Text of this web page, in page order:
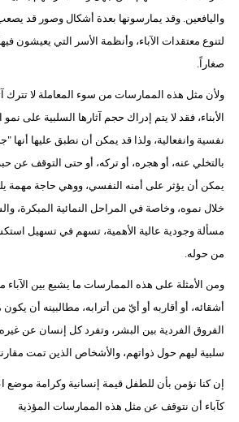
واليافعين. وقد يمارسونها بعدة أشكال وصور قد
لتنوع معتقدات الآباء، وأنظمة الأسر التي يعيشون
صغاراً.
ولأن مثل هذه الممارسات من سوء المعاملة لا تترك
الأبناء، فقد لا يتم إدراك حجم آثارها السلبية على
نفسية وانفعالية، ولذا قد يمكن أن نطبق عليها أنها
بالتخلي عنه، أو هجره، أو تركه، أو حتى التوقف عن
يمكن أن يؤثر على أمنه النفسي، ووهي حاجة مهمة
خلال نموه، وخاصة في المراحل النمائية المبكرة،
مسألة وجودية عالية الأهمية، تسهم في تسهيل
من حوله.
ومن الأمثلة على هذه الممارسات ما يشيع بين الآباء
أشقائه، أو أقاربه أو أيّ من أترابه، مطالبينه أن
الفروق الفردية بين البشر، وتفرد كل إنسان عن
سلبية ليهم حول ذواتهم، والأشخاص الذين تمت
إن كنا نؤمن بأن للطفل قيمة إنسانية وكرامة موضع
كآباء أن نتوقف عن مثل هذه الممارسات المؤذية